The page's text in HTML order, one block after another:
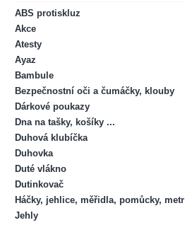
ABS protiskluz
Akce
Atesty
Ayaz
Bambule
Bezpečnostní oči a čumáčky, klouby
Dárkové poukazy
Dna na tašky, košíky ...
Duhová klubíčka
Duhovka
Duté vlákno
Dutinkovač
Háčky, jehlice, měřidla, pomůcky, metr
Jehly